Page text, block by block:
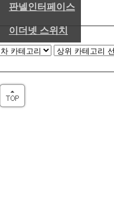
판넬인터페이스
이더넷 스위치